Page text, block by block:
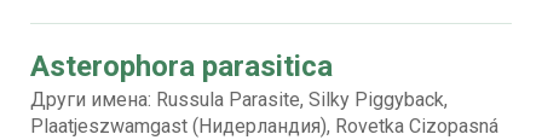
Asterophora parasitica
Други имена: Russula Parasite, Silky Piggyback,
Plaatjeszwamgast (Нидерландия), Rovetka Cizopasná